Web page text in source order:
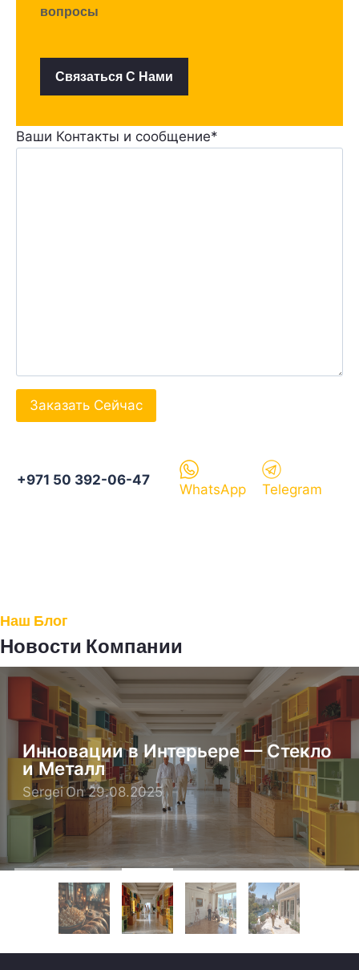
вопросы
Связаться С Нами
Ваши Контакты и сообщение*
+971 50 392-06-47
WhatsApp Telegram
Наш Блог
Новости Компании
Освещение как Искусство в
Современном Интерьере
SergeiOn 27.08.2025